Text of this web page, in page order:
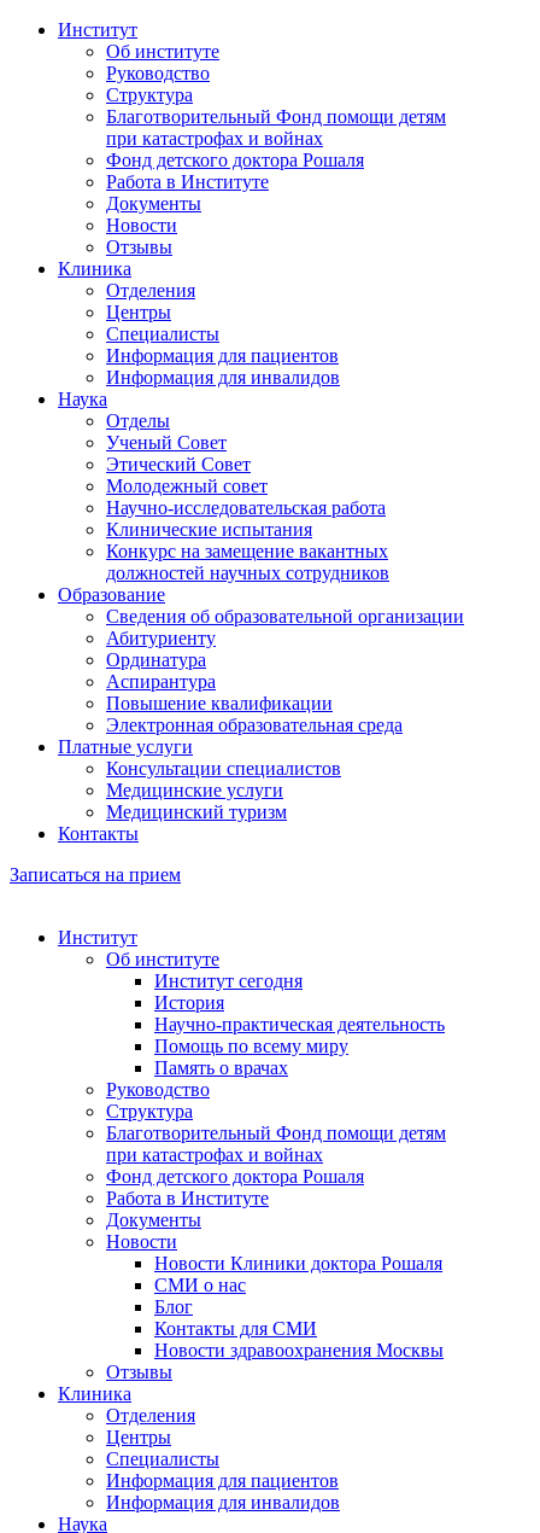
Институт
Об институте
Руководство
Структура
Благотворительный Фонд помощи детям
при катастрофах и войнах
Фонд детского доктора Рошаля
Работа в Институте
Документы
Новости
Отзывы
Клиника
Отделения
Центры
Специалисты
Информация для пациентов
Информация для инвалидов
Наука
Отделы
Ученый Совет
Этический Совет
Молодежный совет
Научно-исследовательская работа
Клинические испытания
Конкурс на замещение вакантных
должностей научных сотрудников
Образование
Сведения об образовательной организации
Абитуриенту
Ординатура
Аспирантура
Повышение квалификации
Электронная образовательная среда
Платные услуги
Консультации специалистов
Медицинские услуги
Медицинский туризм
Контакты
Записаться на прием
Институт
Об институте
Институт сегодня
История
Научно-практическая деятельность
Помощь по всему миру
Память о врачах
Руководство
Структура
Благотворительный Фонд помощи детям
при катастрофах и войнах
Фонд детского доктора Рошаля
Работа в Институте
Документы
Новости
Новости Клиники доктора Рошаля
СМИ о нас
Блог
Контакты для СМИ
Новости здравоохранения Москвы
Отзывы
Клиника
Отделения
Центры
Специалисты
Информация для пациентов
Информация для инвалидов
Наука